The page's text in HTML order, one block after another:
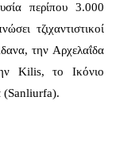
περίπου 3.000
τζιχαντιστικοί
την Αρχελαΐδα
Kilis, το Ικόνιο
(Sanliurfa).